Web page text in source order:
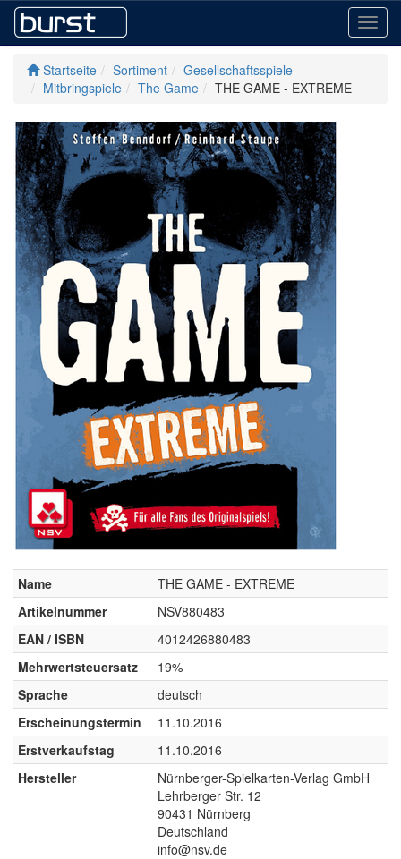
Startseite
Sortiment
Gesellschaftsspiele
Mitbringspiele
The Game THE GAME - EXTREME
Name
THE GAME - EXTREME
Artikelnummer
NSV880483
EAN / ISBN
4012426880483
Mehrwertsteuersatz
19%
Sprache
deutsch
Erscheinungstermin
11.10.2016
Erstverkaufstag
11.10.2016
Hersteller
Nürnberger-Spielkarten-Verlag GmbH
Lehrberger Str. 12
90431 Nürnberg
Deutschland
info@nsv.de